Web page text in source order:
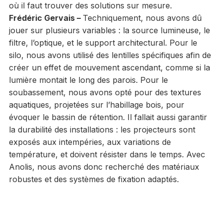
où il faut trouver des solutions sur mesure.
Frédéric Gervais – Techniquement, nous avons dû
jouer sur plusieurs variables : la source lumineuse, le
filtre, l’optique, et le support architectural. Pour le
silo, nous avons utilisé des lentilles spécifiques afin de
créer un effet de mouvement ascendant, comme si la
lumière montait le long des parois. Pour le
soubassement, nous avons opté pour des textures
aquatiques, projetées sur l’habillage bois, pour
évoquer le bassin de rétention. Il fallait aussi garantir
la durabilité des installations : les projecteurs sont
exposés aux intempéries, aux variations de
température, et doivent résister dans le temps. Avec
Anolis, nous avons donc recherché des matériaux
robustes et des systèmes de fixation adaptés.